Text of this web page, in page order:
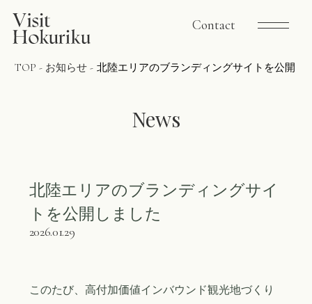
Contact
TOP - お知らせ - 北陸エリアのブランディングサイトを公開し
News
北陸エリアのブランディングサイ
トを公開しました
2026.01.29
このたび、高付加価値インバウンド観光地づくり